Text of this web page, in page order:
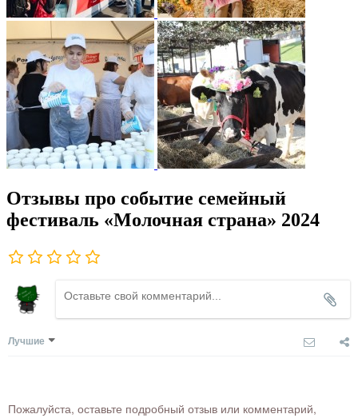
Отзывы про событие семейный
фестиваль «Молочная страна» 2024
Лучшие
Пожалуйста, оставьте подробный отзыв или комментарий,